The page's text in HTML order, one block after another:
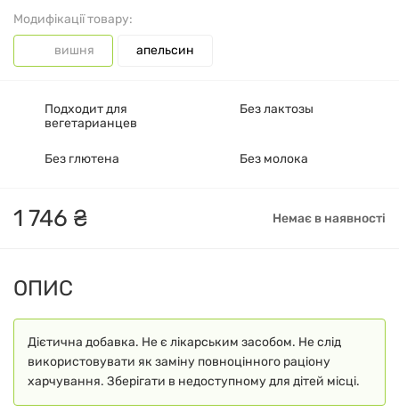
Модифікації товару:
вишня апельсин
1 746 ₴ Немає в наявності
Подходит для
вегетарианцев
Без лактозы
Без глютена Без молока
ОПИС
Дієтична добавка. Не є лікарським засобом. Не слід
використовувати як заміну повноцінного раціону
харчування. Зберігати в недоступному для дітей місці.